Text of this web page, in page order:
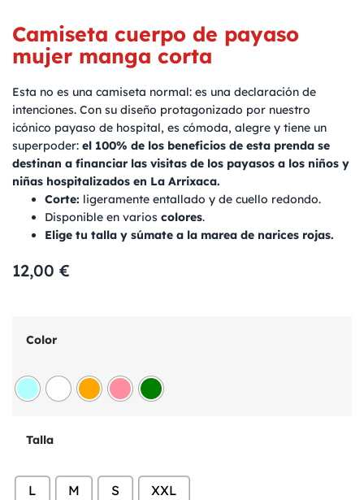
Camiseta cuerpo de payaso
mujer manga corta
Esta no es una camiseta normal: es una declaración de
intenciones. Con su diseño protagonizado por nuestro
icónico payaso de hospital, es cómoda, alegre y tiene un
superpoder: el 100% de los beneficios de esta prenda se
destinan a financiar las visitas de los payasos a los niños y
niñas hospitalizados en La Arrixaca.
Corte: ligeramente entallado y de cuello redondo.
Disponible en varios colores.
Elige tu talla y súmate a la marea de narices rojas.
12,00 €
Color
Talla
L M S XXL